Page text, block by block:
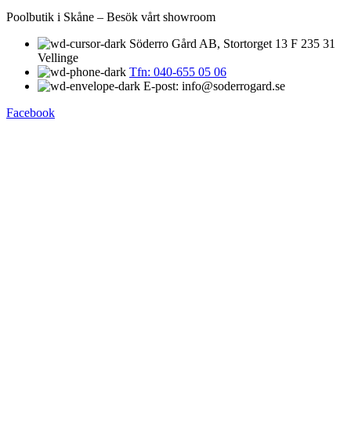
Poolbutik i Skåne – Besök vårt showroom
Söderro Gård AB, Stortorget 13 F 235 31
Vellinge
Tfn: 040-655 05 06
E-post: info@soderrogard.se
Facebook